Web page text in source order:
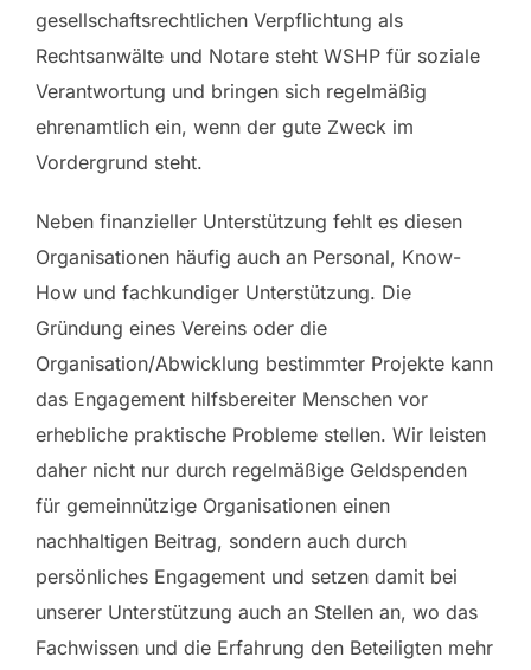
gesellschaftsrechtlichen Verpflichtung als
Rechtsanwälte und Notare steht WSHP für soziale
Verantwortung und bringen sich regelmäßig
ehrenamtlich ein, wenn der gute Zweck im
Vordergrund steht.
Neben finanzieller Unterstützung fehlt es diesen
Organisationen häufig auch an Personal, Know-
How und fachkundiger Unterstützung. Die
Gründung eines Vereins oder die
Organisation/Abwicklung bestimmter Projekte kann
das Engagement hilfsbereiter Menschen vor
erhebliche praktische Probleme stellen. Wir leisten
daher nicht nur durch regelmäßige Geldspenden
für gemeinnützige Organisationen einen
nachhaltigen Beitrag, sondern auch durch
persönliches Engagement und setzen damit bei
unserer Unterstützung auch an Stellen an, wo das
Fachwissen und die Erfahrung den Beteiligten mehr